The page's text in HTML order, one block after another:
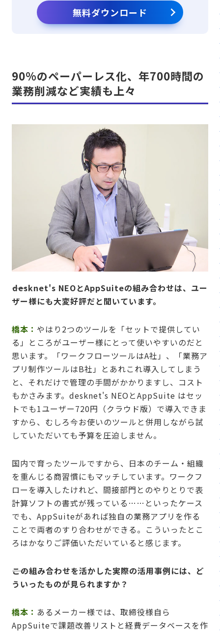
無料ダウンロード
90%のペーパーレス化、年700時間の
業務削減など実績も上々
――desknet's NEOとAppSuiteの組み合わせは、ユー
ザー様にも大変好評だと聞いています。
橋本： やはり2つのツールを「セットで提供してい
る」ところがユーザー様にとって使いやすいのだと
思います。「ワークフローツールはA社」、「業務ア
プリ制作ツールはB社」とあれこれ導入してしまう
と、それだけで管理の手間がかかりますし、コスト
もかさみます。desknet's NEOとAppSuite はセッ
トでも1ユーザー720円（クラウド版）で導入できま
すから、むしろ今お使いのツールと併用しながら試
していただいても予算を圧迫しません。
国内で育ったツールですから、日本のチーム・組織
を重んじる商習慣にもマッチしています。ワークフ
ローを導入したけれど、間接部門とのやりとりで表
計算ソフトの書式が残っている……といったケース
でも、AppSuiteがあれば独自の業務アプリを作る
ことで両者のすり合わせができる。こういったとこ
ろはかなりご評価いただいていると感じます。
――この組み合わせを活かした実際の活用事例には、ど
ういったものが見られますか？
橋本： あるメーカー様では、取締役様自ら
AppSuiteで課題改善リストと経費データベースを作